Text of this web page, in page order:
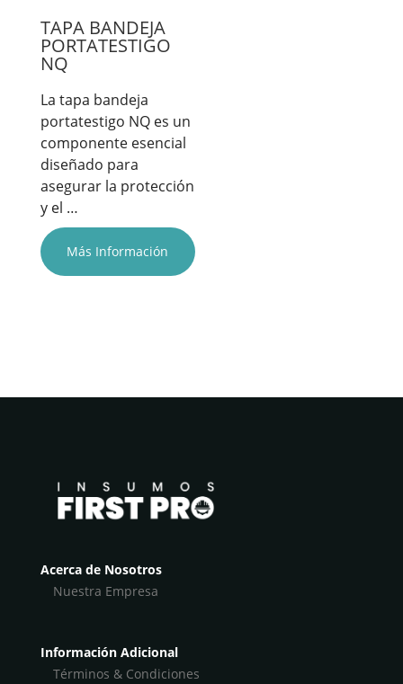
TAPA BANDEJA
PORTATESTIGO
NQ
La tapa bandeja
portatestigo NQ es un
componente esencial
diseñado para
asegurar la protección
y el …
Más Información
Acerca de Nosotros
Nuestra Empresa
Información Adicional
Términos & Condiciones